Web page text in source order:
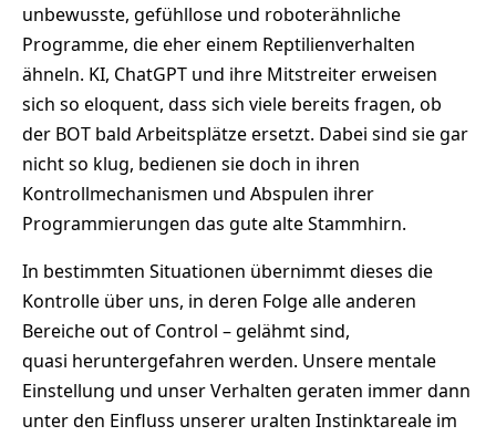
unbewusste, gefühllose und roboterähnliche
Programme, die eher einem Reptilienverhalten
ähneln. KI, ChatGPT und ihre Mitstreiter erweisen
sich so eloquent, dass sich viele bereits fragen, ob
der BOT bald Arbeitsplätze ersetzt. Dabei sind sie gar
nicht so klug, bedienen sie doch in ihren
Kontrollmechanismen und Abspulen ihrer
Programmierungen das gute alte Stammhirn.
In bestimmten Situationen übernimmt dieses die
Kontrolle über uns, in deren Folge alle anderen
Bereiche out of Control – gelähmt sind,
quasi heruntergefahren werden. Unsere mentale
Einstellung und unser Verhalten geraten immer dann
unter den Einfluss unserer uralten Instinktareale im